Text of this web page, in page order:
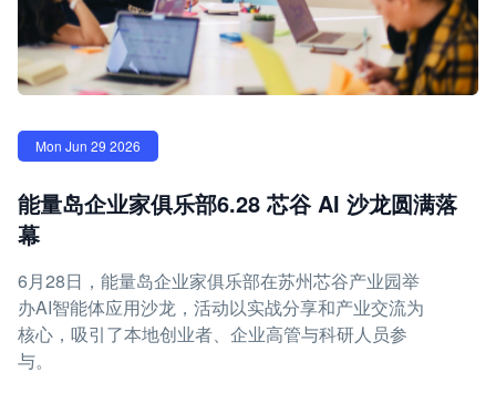
Mon Jun 29 2026
能量岛企业家俱乐部6.28 芯谷 AI 沙龙圆满落
幕
6月28日，能量岛企业家俱乐部在苏州芯谷产业园举
办AI智能体应用沙龙，活动以实战分享和产业交流为
核心，吸引了本地创业者、企业高管与科研人员参
与。